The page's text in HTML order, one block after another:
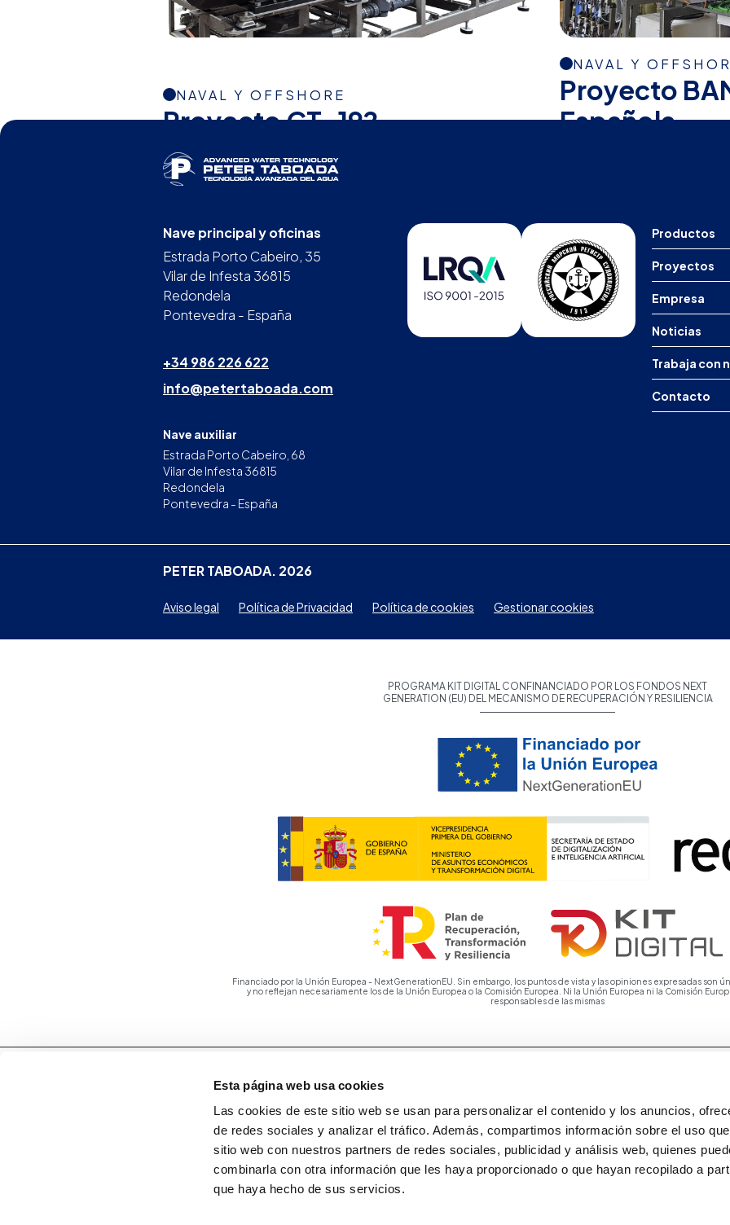
Esta página web usa cookies
Las cookies de este sitio web se usan para personalizar el contenido y los anuncios,
de redes sociales y analizar el tráfico. Además, compartimos información sobre el uso
sitio web con nuestros partners de redes sociales, publicidad y análisis web, quienes
combinarla con otra información que les haya proporcionado o que hayan recopilado a
que haya hecho de sus servicios.
NAVAL Y OFFSHORE
Proyecto CT-192
NAVAL Y
Proyecto
Española
Nave principal y oficinas
Estrada Porto Cabeiro, 35
Vilar de Infesta 36815
Redondela
Pontevedra - España
+34 986 226 622
info@petertaboada.com
Nave auxiliar
Estrada Porto Cabeiro, 68
Vilar de Infesta 36815
Redondela
Pontevedra - España
Productos
Proyectos
Empresa
Noticias
Trabaja con
Contacto
PETER TABOADA. 2026
Aviso legal Política de Privacidad Política de cookies Gestionar cookies
PROGRAMA KIT DIGITAL CONFINANCIADO POR LOS FONDOS NEXT
GENERATION (EU) DEL MECANISMO DE RECUPERACIÓN Y RESILIENCIA
Financiado por la Unión Europea - NextGenerationEU. Sin embargo, los puntos de vista y las opiniones expresadas son
y no reflejan necesariamente los de la Unión Europea o la Comisión Europea. Ni la Unión Europea ni la Comisión
responsables de las mismas